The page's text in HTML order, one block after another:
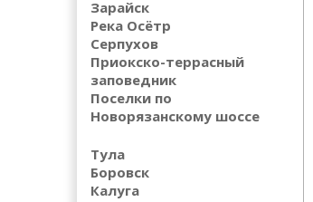
Зарайск
Река Осётр
Серпухов
Приокско-террасный
заповедник
Поселки по
Новорязанскому шоссе
Тула
Боровск
Калуга